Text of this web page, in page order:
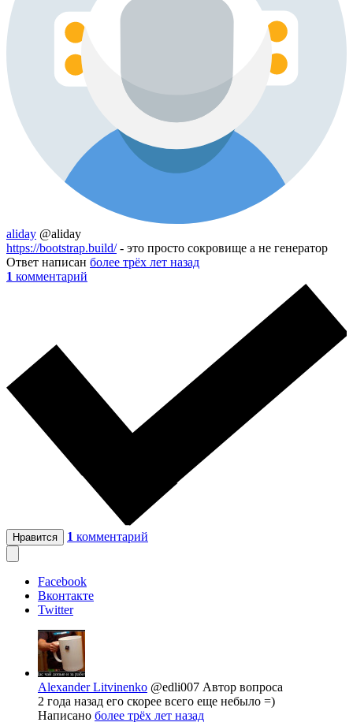
aliday @aliday
https://bootstrap.build/- это просто сокровище а не генератор
Ответ написан более трёх лет назад
1 комментарий
Нравится 1 комментарий
Facebook
Вконтакте
Twitter
Alexander Litvinenko @edli007 Автор вопроса
2 года назад его скорее всего еще небыло =)
Написано более трёх лет назад